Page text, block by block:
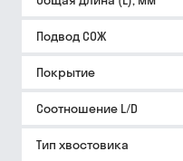
Подвод СОЖ
Покрытие
Соотношение L/D
Тип хвостовика